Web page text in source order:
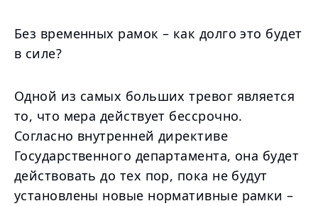
Без временных рамок – как долго это будет
в силе?
Одной из самых больших тревог является
то, что мера действует бессрочно.
Согласно внутренней директиве
Государственного департамента, она будет
действовать до тех пор, пока не будут
установлены новые нормативные рамки –